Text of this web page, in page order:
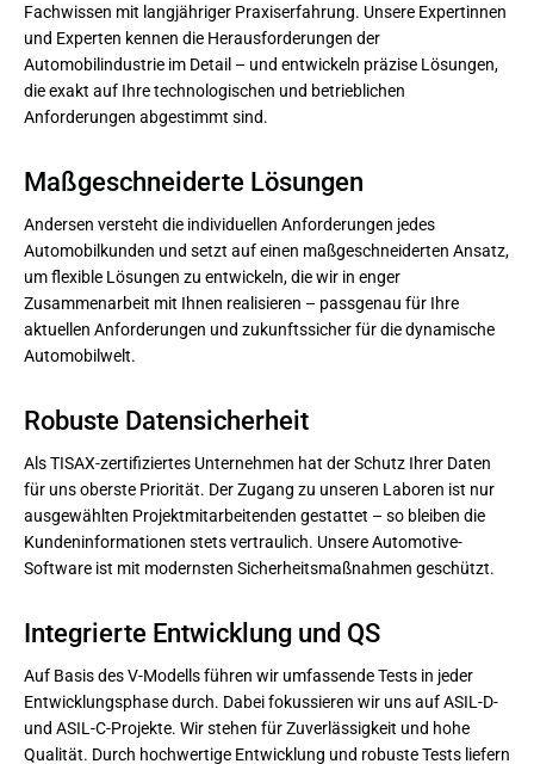
Fachwissen mit langjähriger Praxiserfahrung. Unsere Expertinnen
und Experten kennen die Herausforderungen der
Automobilindustrie im Detail – und entwickeln präzise Lösungen,
die exakt auf Ihre technologischen und betrieblichen
Anforderungen abgestimmt sind.
Maßgeschneiderte Lösungen
Andersen versteht die individuellen Anforderungen jedes
Automobilkunden und setzt auf einen maßgeschneiderten Ansatz,
um flexible Lösungen zu entwickeln, die wir in enger
Zusammenarbeit mit Ihnen realisieren – passgenau für Ihre
aktuellen Anforderungen und zukunftssicher für die dynamische
Automobilwelt.
Robuste Datensicherheit
Als TISAX-zertifiziertes Unternehmen hat der Schutz Ihrer Daten
für uns oberste Priorität. Der Zugang zu unseren Laboren ist nur
ausgewählten Projektmitarbeitenden gestattet – so bleiben die
Kundeninformationen stets vertraulich. Unsere Automotive-
Software ist mit modernsten Sicherheitsmaßnahmen geschützt.
Integrierte Entwicklung und QS
Auf Basis des V-Modells führen wir umfassende Tests in jeder
Entwicklungsphase durch. Dabei fokussieren wir uns auf ASIL-D-
und ASIL-C-Projekte. Wir stehen für Zuverlässigkeit und hohe
Qualität. Durch hochwertige Entwicklung und robuste Tests liefern